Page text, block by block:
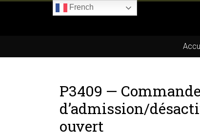
du
boîtier
éthanol
P3409 —
d’admission/
ouvert
French